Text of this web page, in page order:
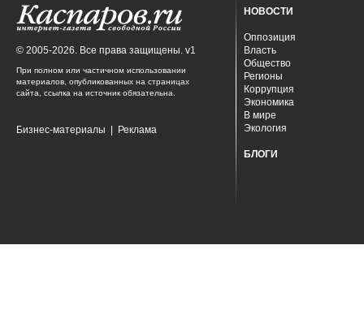
© 2005-2026. Все права защищены. v1
При полном или частичном использовании
материалов, опубликованных на страницах
сайта, ссылка на источник обязательна.
Бизнес-материалы Реклама
НОВОСТИ
Оппозиция
Власть
Общество
Регионы
Коррупция
Экономика
В мире
Экология
БЛОГИ